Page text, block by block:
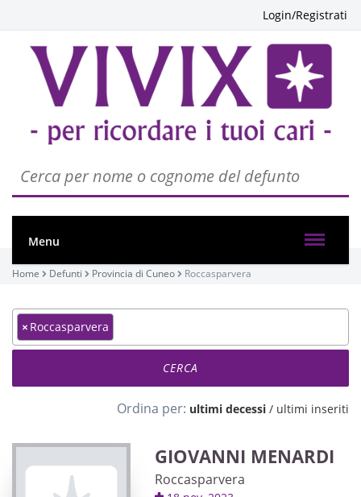
Login/Registrati
Menu
Home Defunti Provincia di Cuneo Roccasparvera
× Roccasparvera
Ordina per: ultimi decessi / ultimi inseriti
GIOVANNI MENARDI
Roccasparvera